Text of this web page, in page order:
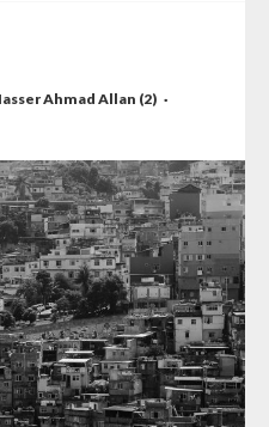
Ahmad Allan (2) ·